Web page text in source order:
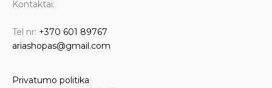
Kontaktai:
Tel nr: +370 601 89767
ariashopas@gmail.com
Privatumo politika